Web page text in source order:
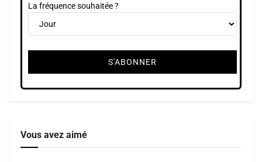
La fréquence souhaitée ?
Vous avez aimé